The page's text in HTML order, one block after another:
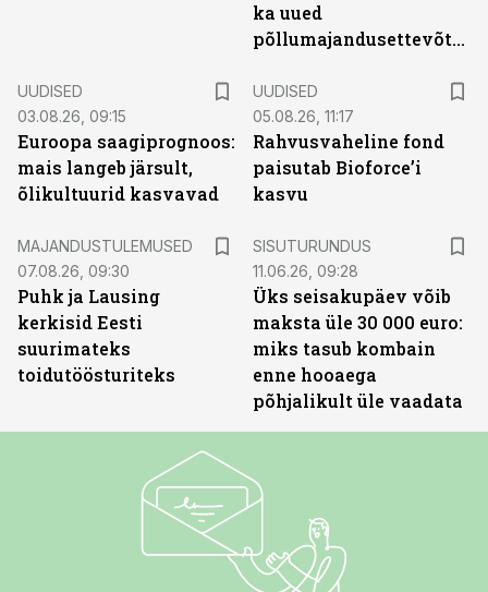
ka uued
põllumajandusettevõtted
UUDISED
03.08.26, 09:15
Euroopa saagiprognoos:
mais langeb järsult,
õlikultuurid kasvavad
UUDISED
05.08.26, 11:17
Rahvusvaheline fond
paisutab Bioforce’i
kasvu
MAJANDUSTULEMUSED
07.08.26, 09:30
Puhk ja Lausing
kerkisid Eesti
suurimateks
toidutöösturiteks
SISUTURUNDUS
11.06.26, 09:28
Üks seisakupäev võib
maksta üle 30 000 euro:
miks tasub kombain
enne hooaega
põhjalikult üle vaadata